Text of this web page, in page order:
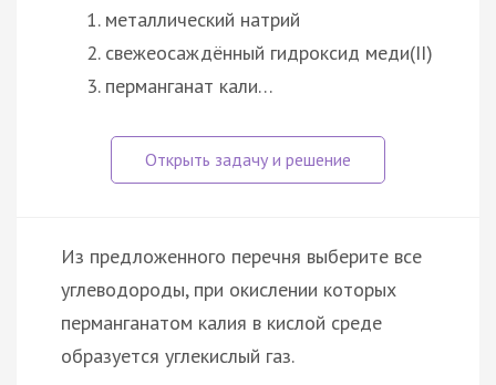
металлический натрий
свежеосаждённый гидроксид меди(II)
перманганат кали…
Из предложенного перечня выберите все
углеводороды, при окислении которых
перманганатом калия в кислой среде
образуется углекислый газ.